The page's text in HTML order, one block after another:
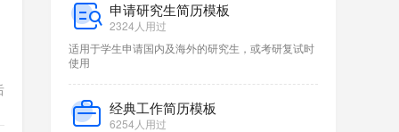
申请研究生简历模板
2324人用过
适用于学生申请国内及海外的研究生，或考研复试时
使用
经典工作简历模板
6254人用过